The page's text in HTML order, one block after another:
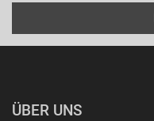
ÜBER UNS